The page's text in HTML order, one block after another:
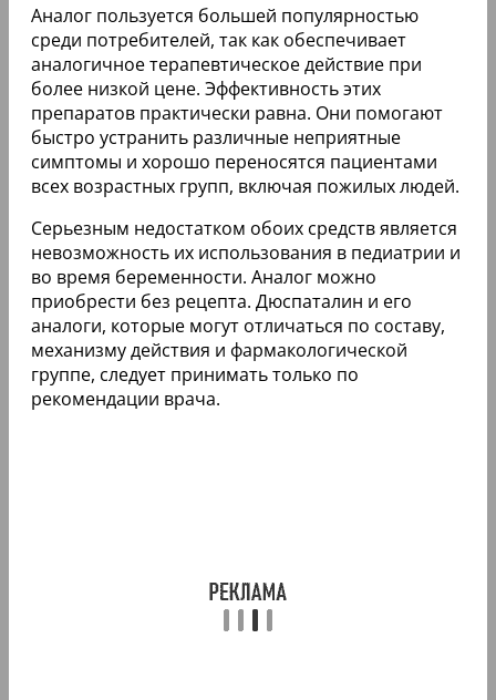
Аналог пользуется большей популярностью
среди потребителей, так как обеспечивает
аналогичное терапевтическое действие при
более низкой цене. Эффективность этих
препаратов практически равна. Они помогают
быстро устранить различные неприятные
симптомы и хорошо переносятся пациентами
всех возрастных групп, включая пожилых людей.
Серьезным недостатком обоих средств является
невозможность их использования в педиатрии и
во время беременности. Аналог можно
приобрести без рецепта. Дюспаталин и его
аналоги, которые могут отличаться по составу,
механизму действия и фармакологической
группе, следует принимать только по
рекомендации врача.